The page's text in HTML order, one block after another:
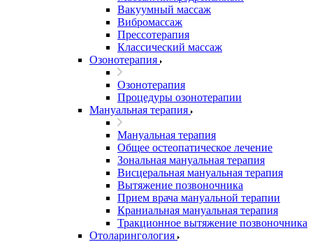
Вакуумный массаж
Вибромассаж
Прессотерапия
Классический массаж
Озонотерапия
Озонотерапия
Процедуры озонотерапии
Мануальная терапия
Мануальная терапия
Общее остеопатическое лечение
Зональная мануальная терапия
Висцеральная мануальная терапия
Вытяжение позвоночника
Прием врача мануальной терапии
Краниальная мануальная терапия
Тракционное вытяжение позвоночника
Отоларингология